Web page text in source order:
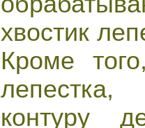
хвостик
Кроме
контуру